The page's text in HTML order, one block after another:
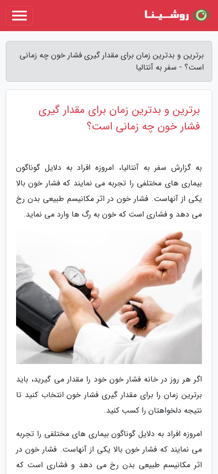
برترین و بدترین زمان برای مقدار گیری فشار خون چه زمانی
است؟ - سفر به آنتالیا
برترین و بدترین زمان برای مقدار گیری
فشار خون چه زمانی است؟
به گزارش سفر به آنتالیا، امروزه افراد به دلایل گوناگون
بیماری های مختلفی را تجربه می نمایند که فشار خون بالا
یکی از آنهاست. فشار خون در اثر مکانیسم طبیعی بدن رخ
می دهد و فشاری است که خون به رگ ها وارد می نماید.
اگر هر روز در خانه فشار خون خود را مقدار می گیرید، باید
برترین زمان را برای مقدار گیری فشار خون انتخاب کنید تا
نتیجه دلخواهتان را کسب کنید.
امروزه افراد به دلایل گوناگون بیماری های مختلفی را تجربه
می نمایند که فشار خون بالا یکی از آنهاست. فشار خون در
اثر مکانیسم طبیعی بدن رخ می دهد و فشاری است که